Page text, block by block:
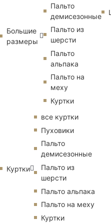
Большие
размеры
Пальто
демисезонные
Пальто из
шерсти
Пальто
альпака
Пальто на
меху
Куртки
Куртки
все куртки
Пуховики
Пальто
демисезонные
Пальто из
шерсти
Пальто альпака
Пальто на меху
Куртки